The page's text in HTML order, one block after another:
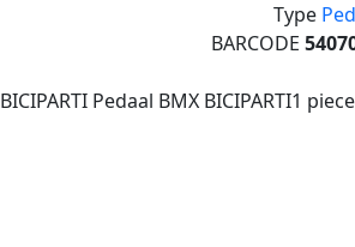
Type
BARCODE
BICIPARTI Pedaal BMX BICIPARTI1